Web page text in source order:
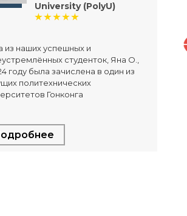
University (PolyU)
из наших успешных и
студенток, Яна О.,
году была зачислена в один из
политехнических
Гонконга